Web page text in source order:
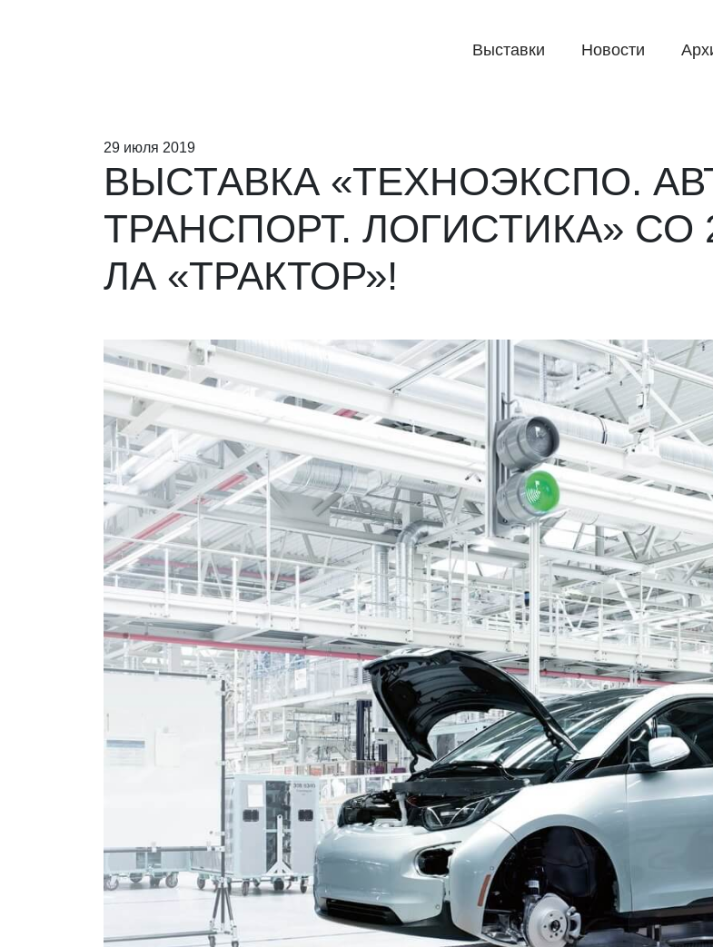
Выставки Новости
29 июля 2019
ВЫСТАВКА «ТЕХНОЭКСПО.
ТРАНСПОРТ. ЛОГИСТИКА» СО
ЛА «ТРАКТОР»!